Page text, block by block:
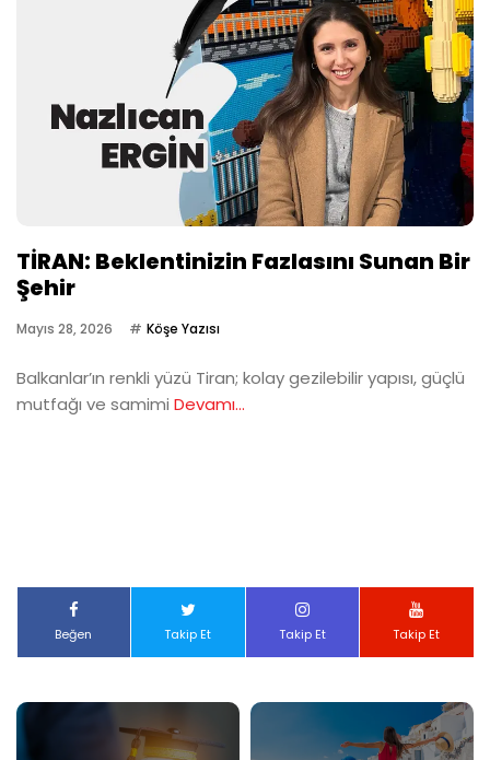
TİRAN: Beklentinizin Fazlasını Sunan Bir
Şehir
Mayıs 28, 2026 Köşe Yazısı
Balkanlar’ın renkli yüzü Tiran; kolay gezilebilir yapısı, güçlü
mutfağı ve samimi Devamı...
Beğen Takip Et Takip Et Takip Et